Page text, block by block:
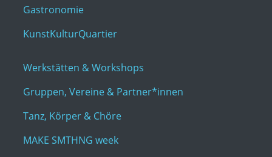
Gastronomie
KunstKulturQuartier
Werkstätten & Workshops
Gruppen, Vereine & Partner*innen
Tanz, Körper & Chöre
MAKE SMTHNG week